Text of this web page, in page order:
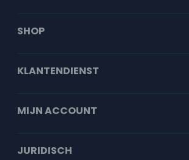
SHOP
KLANTENDIENST
MIJN ACCOUNT
JURIDISCH